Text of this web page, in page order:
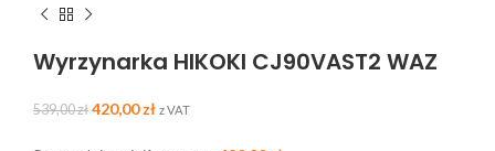
Wyrzynarka HIKOKI CJ90VAST2 WAZ
539,00zł 420,00zł z VAT